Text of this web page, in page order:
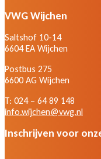
VWG Wijchen
Saltshof 10-14
6604 EA Wijchen
Postbus 275
6600 AG Wijchen
T: 024 – 64 89 148
info.wijchen@vwg.nl
Inschrijven voor